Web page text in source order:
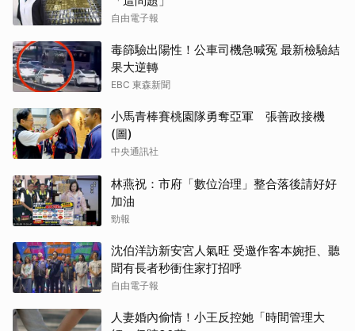
自由電子報
毒篩驗出陽性！公車司機急喊冤 最新檢驗結
果大逆轉
EBC 東森新聞
小馬青棒賽桃園隊勇奪亞軍 張善政接機
(圖)
中央通訊社
林燕祝：市府「數位治理」整合落後請好好
加油
勁報
沈伯洋訪新安宮人氣旺 受邀作客本婉拒、聽
聞有長者秒衝住家打招呼
自由電子報
人妻婚內偷情！小王反控她「時間管理大